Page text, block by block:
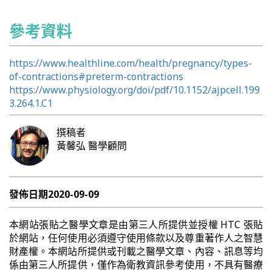
參考資料
https://www.healthline.com/health/pregnancy/types-
of-contractions#preterm-contractions
https://www.physiology.org/doi/pdf/10.1152/ajpcell.199
3.264.1.C1
撰稿者
黃馨弘 醫學顧問
發佈日期2020-09-09
本網站張貼之醫學文章是由第三人所提供並授權 HTC 張貼
於網站，任何使用必須遵守使用條款以及尊重著作人之智慧
財產權。本網站所提供或刊載之醫學文章、內容、訊息等均
係由第三人所提供，僅作為衛教資訊參考使用，不具有醫療